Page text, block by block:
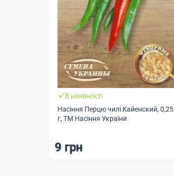
В наявності
Насіння Перцю чилі Кайенский, 0,25
г, ТМ Насіння України
9 грн